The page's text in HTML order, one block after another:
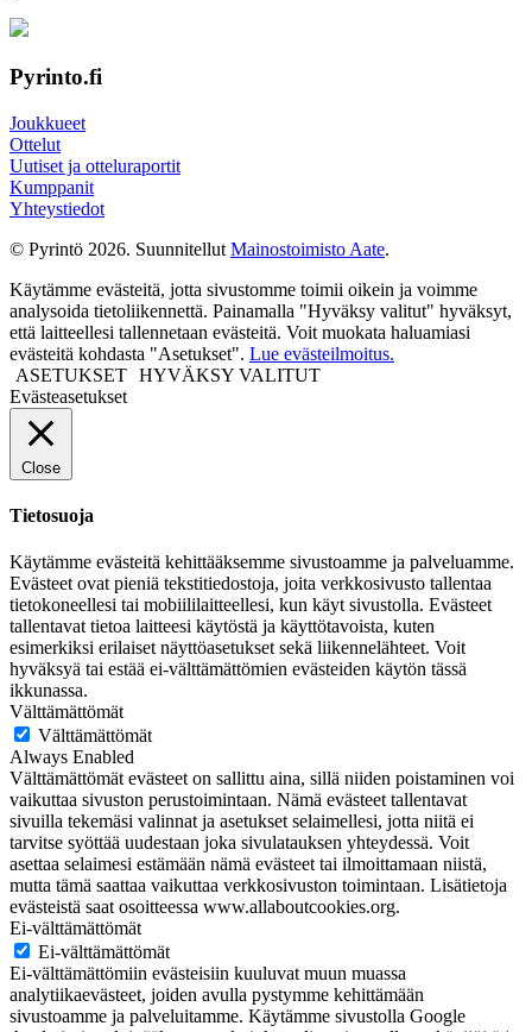
Pyrinto.fi
Joukkueet
Ottelut
Uutiset ja otteluraportit
Kumppanit
Yhteystiedot
© Pyrintö 2026. Suunnitellut Mainostoimisto Aate.
Käytämme evästeitä, jotta sivustomme toimii oikein ja voimme
analysoida tietoliikennettä. Painamalla "Hyväksy valitut" hyväksyt,
että laitteellesi tallennetaan evästeitä. Voit muokata haluamiasi
evästeitä kohdasta "Asetukset". Lue evästeilmoitus.
ASETUKSET HYVÄKSY VALITUT
Evästeasetukset
Close
Tietosuoja
Käytämme evästeitä kehittääksemme sivustoamme ja palveluamme.
Evästeet ovat pieniä tekstitiedostoja, joita verkkosivusto tallentaa
tietokoneellesi tai mobiililaitteellesi, kun käyt sivustolla. Evästeet
tallentavat tietoa laitteesi käytöstä ja käyttötavoista, kuten
esimerkiksi erilaiset näyttöasetukset sekä liikennelähteet. Voit
hyväksyä tai estää ei-välttämättömien evästeiden käytön tässä
ikkunassa.
Välttämättömät
Välttämättömät
Always Enabled
Välttämättömät evästeet on sallittu aina, sillä niiden poistaminen voi
vaikuttaa sivuston perustoimintaan. Nämä evästeet tallentavat
sivuilla tekemäsi valinnat ja asetukset selaimellesi, jotta niitä ei
tarvitse syöttää uudestaan joka sivulatauksen yhteydessä. Voit
asettaa selaimesi estämään nämä evästeet tai ilmoittamaan niistä,
mutta tämä saattaa vaikuttaa verkkosivuston toimintaan. Lisätietoja
evästeistä saat osoitteessa www.allaboutcookies.org.
Ei-välttämättömät
Ei-välttämättömät
Ei-välttämättömiin evästeisiin kuuluvat muun muassa
analytiikaevästeet, joiden avulla pystymme kehittämään
sivustoamme ja palveluitamme. Käytämme sivustolla Google